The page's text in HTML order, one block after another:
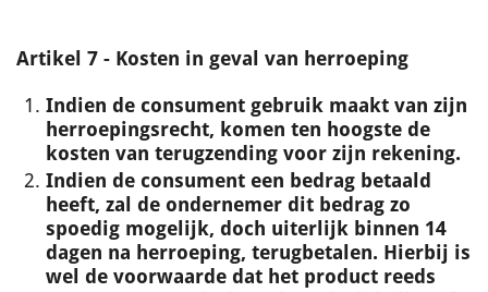
Artikel 7 - Kosten in geval van herroeping
Indien de consument gebruik maakt van zijn
herroepingsrecht, komen ten hoogste de
kosten van terugzending voor zijn rekening.
Indien de consument een bedrag betaald
heeft, zal de ondernemer dit bedrag zo
spoedig mogelijk, doch uiterlijk binnen 14
dagen na herroeping, terugbetalen. Hierbij is
wel de voorwaarde dat het product reeds